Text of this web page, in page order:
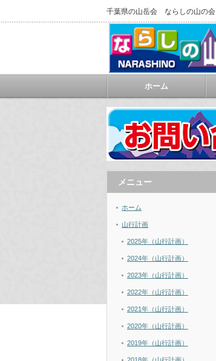
千葉県の山岳会 ならしの山の会
ホーム
メニュー
ホーム
山行計画
2025年（山行計画）
2024年（山行計画）
2023年（山行計画）
2022年（山行計画）
2021年（山行計画）
2020年（山行計画）
2019年（山行計画）